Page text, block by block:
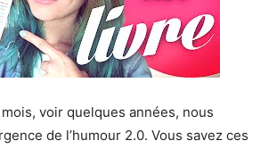
voir quelques années, nous
de l’humour 2.0. Vous savez ces